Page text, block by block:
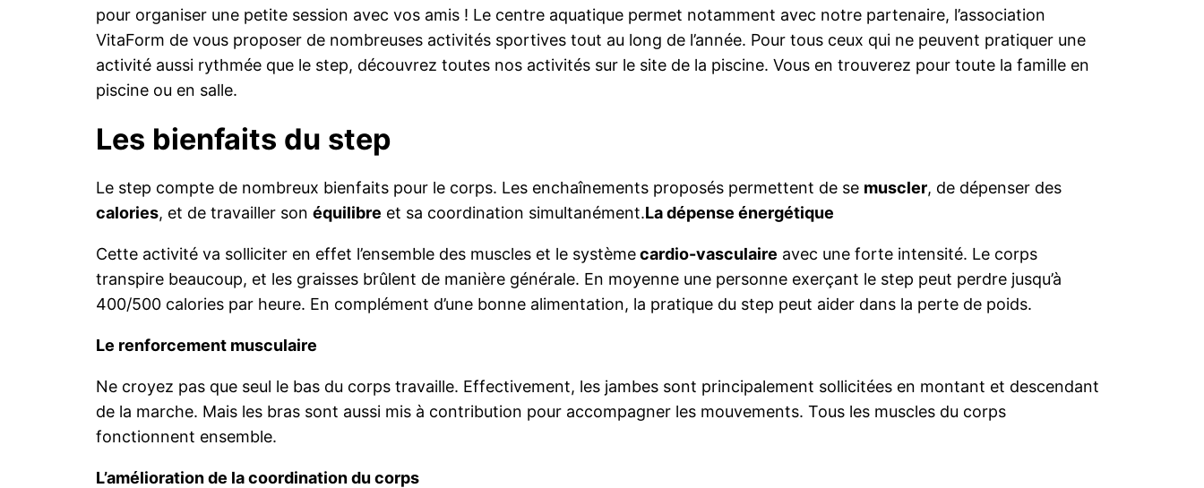
pour organiser une petite session avec vos amis ! Le centre aquatique permet notamment avec notre partenaire, l’association
VitaForm de vous proposer de nombreuses activités sportives tout au long de l’année. Pour tous ceux qui ne peuvent pratiquer une
activité aussi rythmée que le step, découvrez toutes nos activités sur le site de la piscine. Vous en trouverez pour toute la famille en
piscine ou en salle.
Les bienfaits du step
Le step compte de nombreux bienfaits pour le corps. Les enchaînements proposés permettent de se muscler, de dépenser des
calories, et de travailler son équilibre et sa coordination simultanément.La dépense énergétique
Cette activité va solliciter en effet l’ensemble des muscles et le systèmecardio-vasculaire avec une forte intensité. Le corps
transpire beaucoup, et les graisses brûlent de manière générale. En moyenne une personne exerçant le step peut perdre jusqu’à
400/500 calories par heure. En complément d’une bonne alimentation, la pratique du step peut aider dans la perte de poids.
Le renforcement musculaire
Ne croyez pas que seul le bas du corps travaille. Effectivement, les jambes sont principalement sollicitées en montant et descendant
de la marche. Mais les bras sont aussi mis à contribution pour accompagner les mouvements. Tous les muscles du corps
fonctionnent ensemble.
L’amélioration de la coordination du corps